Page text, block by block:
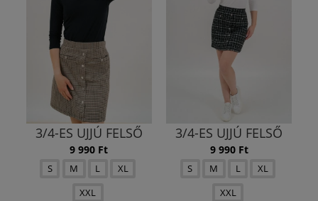
3/4-ES UJJÚ FELSŐ
9 990 Ft
S M L
XL
XXL
3/4-ES UJJÚ FELSŐ
9 990 Ft
S M L
XL
XXL